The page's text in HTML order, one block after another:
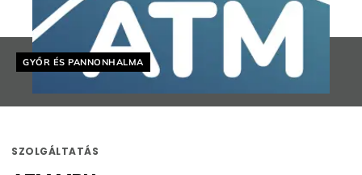
Helyszín címkék:
GYŐR ÉS PANNONHALMA
SZOLGÁLTATÁS